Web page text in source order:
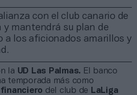
con el club canario de
y mantendrá su plan de
a los aficionados amarillos y
la UD Las Palmas. El banco
temporada más como
del club de LaLiga